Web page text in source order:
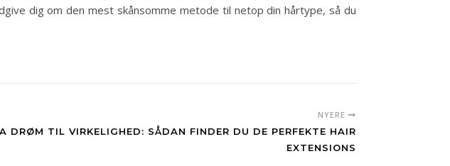
dig om den mest skånsomme metode til netop din hårtype, så du
NYERE
DRØM TIL VIRKELIGHED: SÅDAN FINDER DU DE PERFEKTE HAIR
EXTENSIONS